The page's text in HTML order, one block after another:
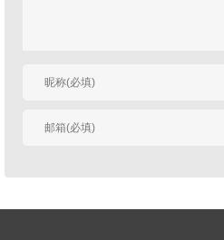
有人回复时邮件通知
我